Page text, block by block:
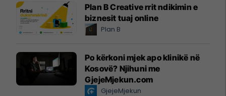
Plan B Creative rrit ndikimin e
biznesit tuaj online
Plan B
Po kërkoni mjek apo klinikë në
Kosovë? Njihuni me
GjejeMjekun.com
GjejeMjekun